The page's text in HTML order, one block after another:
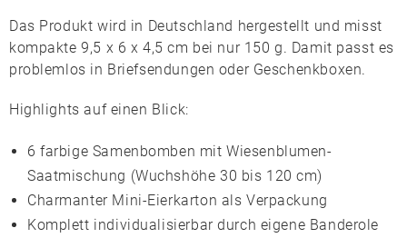
Das Produkt wird in Deutschland hergestellt und misst
kompakte9,5 x 6 x 4,5 cm bei nur 150 g. Damit passt es
problemlos in Briefsendungen oder Geschenkboxen.
Highlights auf einen Blick:
6 farbige Samenbomben mit Wiesenblumen-
Saatmischung (Wuchshöhe 30 bis 120 cm)
Charmanter Mini-Eierkarton als Verpackung
Komplett individualisierbar durch eigene Banderole